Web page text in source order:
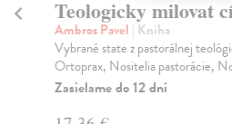
Teologicky milovat
Ambros Pavel | Kniha
Vybrané state z pastorálnej
Ortoprax, Nositelia pastorácie,
Zasielame do 12 dní